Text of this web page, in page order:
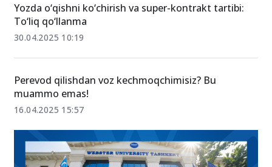
Yozda o‘qishni ko‘chirish va super-kontrakt tartibi:
To‘liq qo‘llanma
30.04.2025 10:19
Perevod qilishdan voz kechmoqchimisiz? Bu
muammo emas!
16.04.2025 15:57